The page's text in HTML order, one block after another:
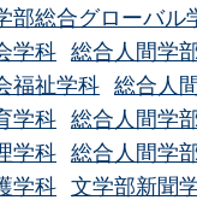
部総合グローバル
学科 総合人間学
福祉学科
総合人
学科 総合人間学
学科 総合人間学
学科 文学部新聞